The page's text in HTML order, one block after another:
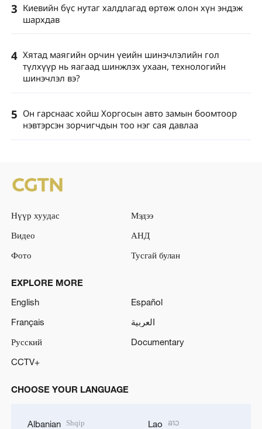
3 Киевийн бүс нутаг халдлагад өртөж олон хүн эндэж
шархдав
4 Хятад маягийн орчин үеийн шинэчлэлийн гол
түлхүүр нь яагаад шинжлэх ухаан, технологийн
шинэчлэл вэ?
5 Он гарснаас хойш Хоргосын авто замын боомтоор
нэвтэрсэн зорчигчдын тоо нэг сая давлаа
Нүүр хуудас
Мэдээ
Видео
АНД
Фото
Тусгай булан
EXPLORE MORE
English
Español
Français
العربية
Русский
Documentary
CCTV+
CHOOSE YOUR LANGUAGE
Albanian Shqip Lao ລາວ